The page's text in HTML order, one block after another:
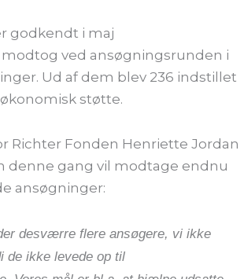
godkendt i maj
ved ansøgningsrunden i
Ud af dem blev 236 indstillet
støtte.
Richter Fonden Henriette Jordan
denne gang vil modtage endnu
ansøgninger:
desværre flere ansøgere, vi ikke
de ikke levede op til